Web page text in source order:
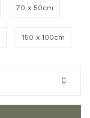
70 x 50cm
150 x 100cm